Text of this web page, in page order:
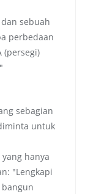
sebuah
perbedaan
(persegi)
sebagian
untuk
hanya
"Lengkapi